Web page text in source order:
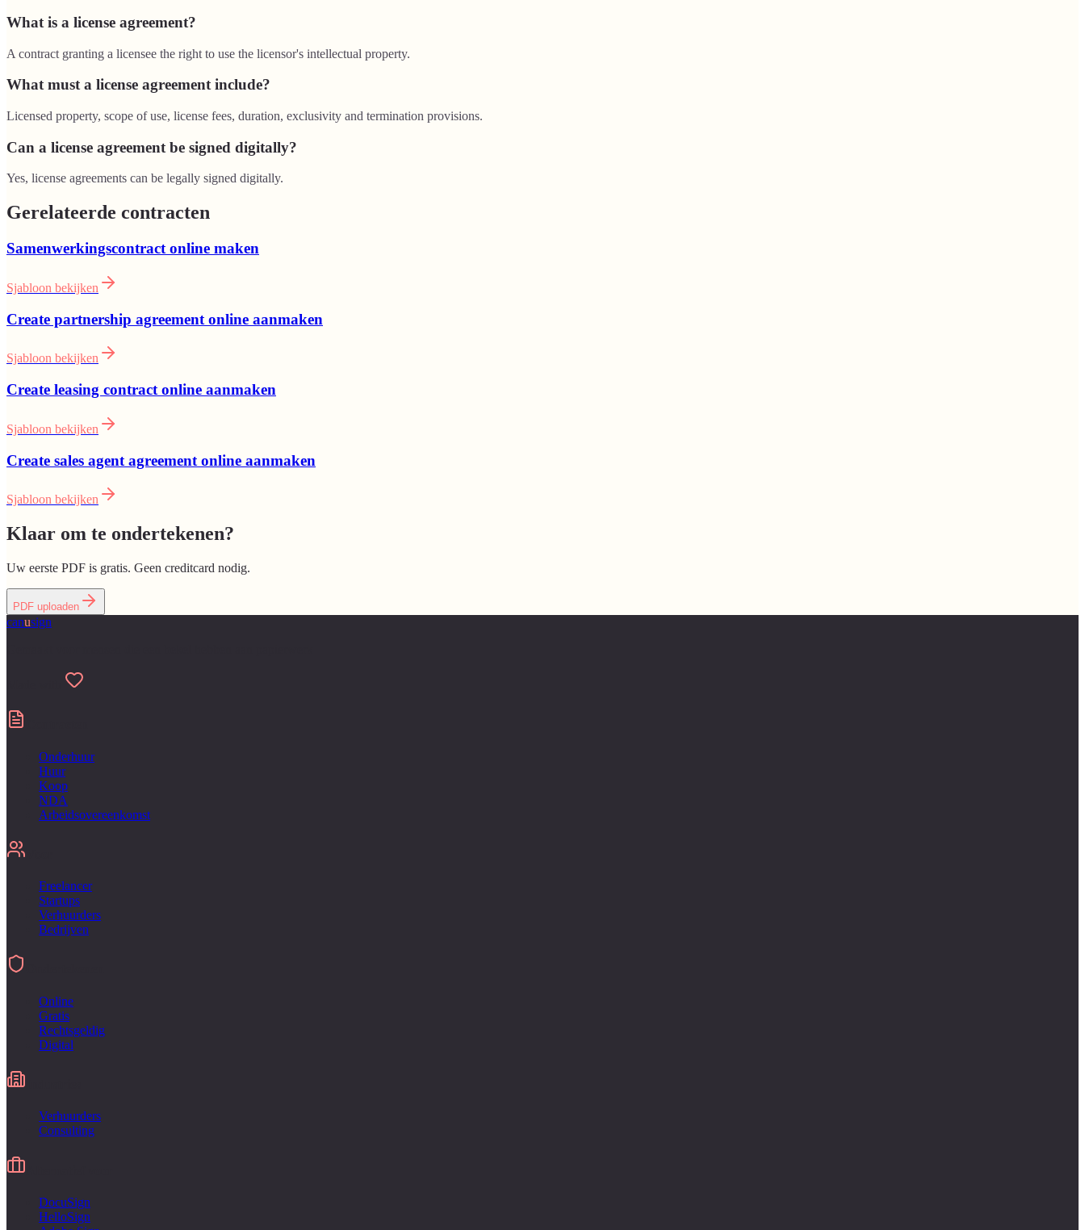
What is a license agreement?
A contract granting a licensee the right to use the licensor's intellectual property.
What must a license agreement include?
Licensed property, scope of use, license fees, duration, exclusivity and termination provisions.
Can a license agreement be signed digitally?
Yes, license agreements can be legally signed digitally.
Gerelateerde contracten
Samenwerkingscontract online maken
Sjabloon bekijken
Create partnership agreement online aanmaken
Sjabloon bekijken
Create leasing contract online aanmaken
Sjabloon bekijken
Create sales agent agreement online aanmaken
Sjabloon bekijken
Klaar om te ondertekenen?
Uw eerste PDF is gratis. Geen creditcard nodig.
PDF uploaden
canusign
Onderhuur
Huur
Koop
NDA
Arbeidsovereenkomst
Freelancer
Startups
Verhuurders
Bedrijven
Online
Gratis
Rechtsgeldig
Digital
Verhuurders
Consulting
DocuSign
HelloSign